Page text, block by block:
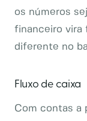
os números
financeiro vira
diferente no
Fluxo de caixa
Com contas a